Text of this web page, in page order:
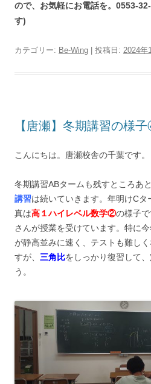
ので、お気軽にお電話を。0553-
す)
カテゴリー: Be-Wing | 投稿日: 2024年
【唐瀬】冬期講習の様
こんにちは。唐瀬校舎の千葉です。
冬期講習ABタームも残すところあ
講習は続いていきます。年明けC
真は高１ハイレベル数学②の様子
さんが授業を受けています。特に
が静高並みに速く、テストも難し
すが、 三角比をしっかり復習して
う。